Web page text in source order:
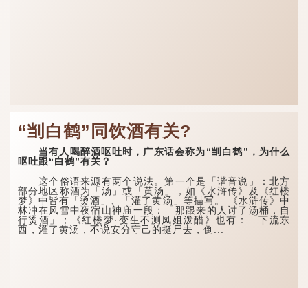
“㓥白鹤”同饮酒有关?
当有人喝醉酒呕吐时，广东话会称为“㓥白鹤”，为什么
呕吐跟“白鹤”有关？
这个俗语来源有两个说法。第一个是「谐音说」：北方
部分地区称酒为「汤」或「黄汤」，如《水浒传》及《红楼
梦》中皆有「烫酒」、「灌了黄汤」等描写。 《水浒传》中
林冲在风雪中夜宿山神庙一段：「那跟来的人讨了汤桶，自
行烫酒」；《红楼梦·变生不测凤姐泼醋》也有：「下流东
西，灌了黄汤，不说安分守己的挺尸去，倒...